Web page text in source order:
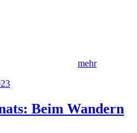
mehr
Beim Wandern